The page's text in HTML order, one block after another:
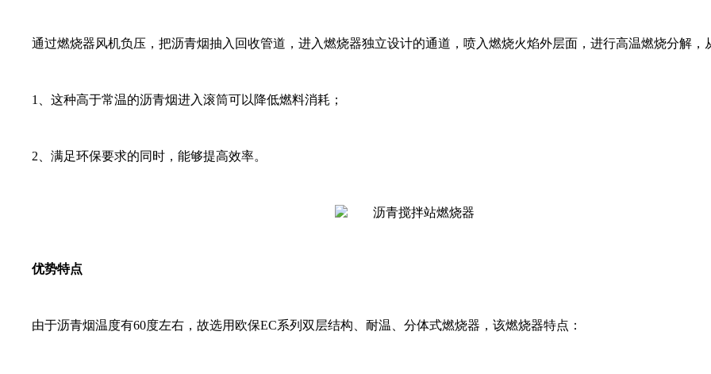
通过燃烧器风机负压，把沥青烟抽入回收管道，进入燃烧器独立设计的通道，喷入燃烧火焰外层面，进行高温燃烧分解
1、这种高于常温的沥青烟进入滚筒可以降低燃料消耗；
2、满足环保要求的同时，能够提高效率。
优势特点
由于沥青烟温度有60度左右，故选用欧保EC系列双层结构、耐温、分体式燃烧器，该燃烧器特点：